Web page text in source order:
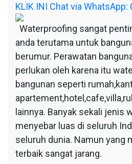
KLIK INI Chat via
Waterproofing sangat
anda terutama untuk
berumur. Perawatan
perlukan oleh karena itu
bangunan seperti
lainnya. Banyak sekali jenis
menyebar luas di seluruh
seluruh dunia. Namun yang
terbaik sangat jarang.